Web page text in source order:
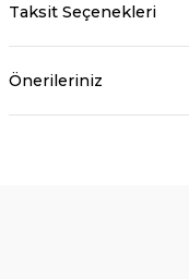
Taksit Seçenekleri
Önerileriniz